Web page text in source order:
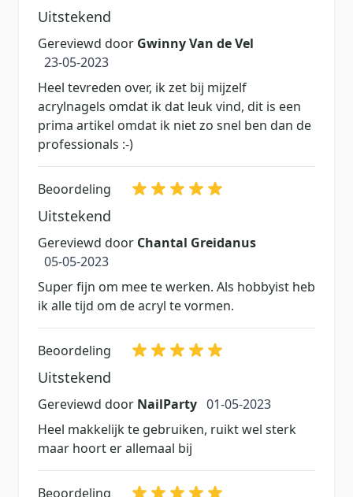
Uitstekend
Gereviewd door Gwinny Van de Vel
23 mei 2023
23-05-2023
Heel tevreden over, ik zet bij mijzelf
acrylnagels omdat ik dat leuk vind, dit is een
prima artikel omdat ik niet zo snel ben dan de
professionals :-)
Beoordeling
Uitstekend
Gereviewd door Chantal Greidanus
5 mei 2023
05-05-2023
Super fijn om mee te werken. Als hobbyist heb
ik alle tijd om de acryl te vormen.
Beoordeling
Uitstekend
Gereviewd door NailParty 1 mei 2023
01-05-2023
Heel makkelijk te gebruiken, ruikt wel sterk
maar hoort er allemaal bij
Beoordeling